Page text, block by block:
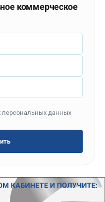
коммерческое
персональных данных